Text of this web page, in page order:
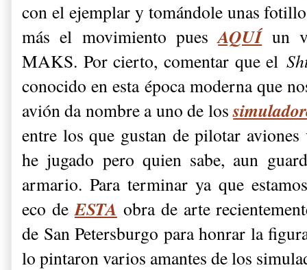
con el ejemplar y tomándole unas
más el movimiento puesAQUÍun
MAKS. Por cierto, comentar que el
conocido en esta época moderna que
avión da nombre a uno de los
entre los que gustan de pilotar
he jugado pero quien sabe, aun
armario. Para terminar ya que
eco de ESTA obra de arte
de San Petersburgo para honrar la
lo pintaron varios amantes de los